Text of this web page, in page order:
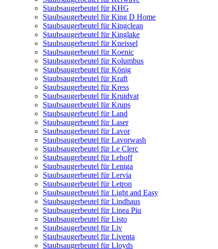
Staubsaugerbeutel für KHG
Staubsaugerbeutel für King D Home
Staubsaugerbeutel für Kingclean
Staubsaugerbeutel für Kinglake
Staubsaugerbeutel für Kneissel
Staubsaugerbeutel für Koenic
Staubsaugerbeutel für Kolumbus
Staubsaugerbeutel für König
Staubsaugerbeutel für Kraft
Staubsaugerbeutel für Kress
Staubsaugerbeutel für Kruidvat
Staubsaugerbeutel für Krups
Staubsaugerbeutel für Land
Staubsaugerbeutel für Laser
Staubsaugerbeutel für Lavor
Staubsaugerbeutel für Lavorwash
Staubsaugerbeutel für Le Clerc
Staubsaugerbeutel für Lehoff
Staubsaugerbeutel für Leniga
Staubsaugerbeutel für Lervia
Staubsaugerbeutel für Letron
Staubsaugerbeutel für Light and Easy
Staubsaugerbeutel für Lindhaus
Staubsaugerbeutel für Linea Piu
Staubsaugerbeutel für Listo
Staubsaugerbeutel für Liv
Staubsaugerbeutel für Liventa
Staubsaugerbeutel für Lloyds